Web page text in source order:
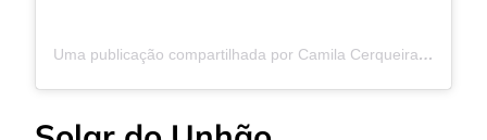
Uma publicação compartilhada por Camila Cerqueira (@camilasscerqueira)